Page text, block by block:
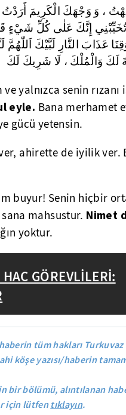
، وَ وَجْهَكَ الْكَرِيمَ
إِنَّكَ عَلٰى كُلِّ شَيْءٍ
عَذَابَ النَّارِ لَبَّيْكَ
yalnızca senin
eyle. Bana merhamet
gücü yetensin.
ahirette de iyilik ver.
buyur! Senin hiçbir
mahsustur. Nimet
yoktur.
GÖREVLİLERİ:
tüm hakları Turkuvaz
köşe yazısı/haberin
bir bölümü, alıntılanan
için lütfentıklayın.